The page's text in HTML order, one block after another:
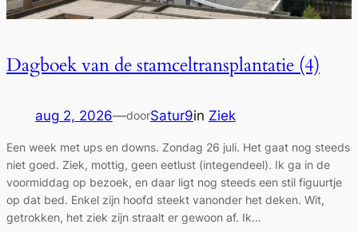
Dagboek van de stamceltransplantatie (4)
aug 2, 2026—doorSatur9in Ziek
Een week met ups en downs. Zondag 26 juli. Het gaat nog steeds
niet goed. Ziek, mottig, geen eetlust (integendeel). Ik ga in de
voormiddag op bezoek, en daar ligt nog steeds een stil figuurtje
op dat bed. Enkel zijn hoofd steekt vanonder het deken. Wit,
getrokken, het ziek zijn straalt er gewoon af. Ik…